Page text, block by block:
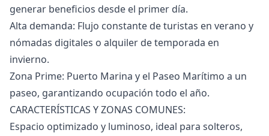
generar beneficios desde el primer día.
Alta demanda: Flujo constante de turistas en verano y
nómadas digitales o alquiler de temporada en
invierno.
Zona Prime: Puerto Marina y el Paseo Marítimo a un
paseo, garantizando ocupación todo el año.
CARACTERÍSTICAS Y ZONAS COMUNES:
Espacio optimizado y luminoso, ideal para solteros,